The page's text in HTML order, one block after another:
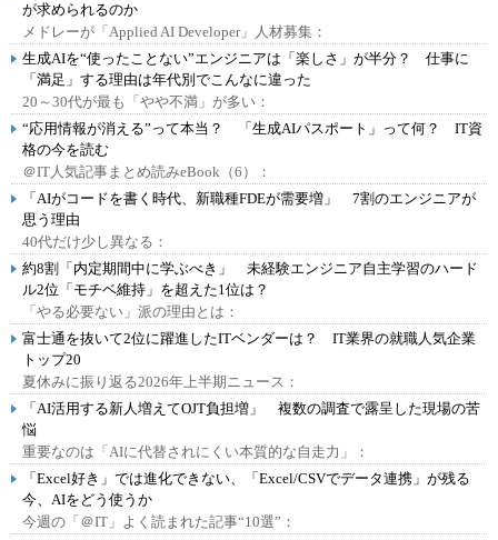
が求められるのか
メドレーが「Applied AI Developer」人材募集：
生成AIを“使ったことない”エンジニアは「楽しさ」が半分？ 仕事に
「満足」する理由は年代別でこんなに違った
20～30代が最も「やや不満」が多い：
“応用情報が消える”って本当？ 「生成AIパスポート」って何？ IT資
格の今を読む
＠IT人気記事まとめ読みeBook（6）：
「AIがコードを書く時代、新職種FDEが需要増」 7割のエンジニアが
思う理由
40代だけ少し異なる：
約8割「内定期間中に学ぶべき」 未経験エンジニア自主学習のハード
ル2位「モチベ維持」を超えた1位は？
「やる必要ない」派の理由とは：
富士通を抜いて2位に躍進したITベンダーは？ IT業界の就職人気企業
トップ20
夏休みに振り返る2026年上半期ニュース：
「AI活用する新人増えてOJT負担増」 複数の調査で露呈した現場の苦
悩
重要なのは「AIに代替されにくい本質的な自走力」：
「Excel好き」では進化できない、「Excel/CSVでデータ連携」が残る
今、AIをどう使うか
今週の「＠IT」よく読まれた記事“10選”：